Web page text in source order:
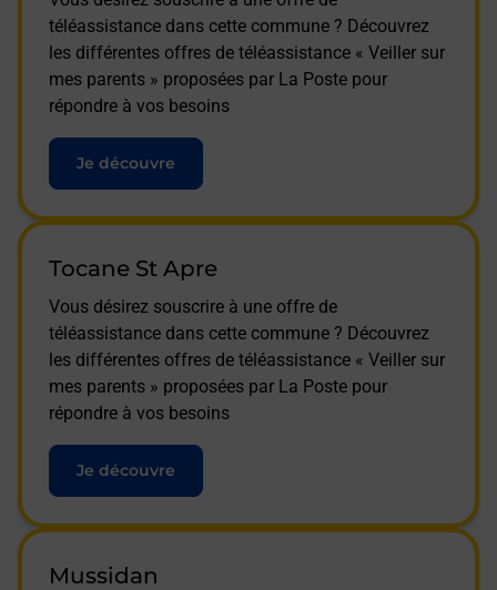
téléassistance dans cette commune ? Découvrez
les différentes offres de téléassistance « Veiller sur
mes parents » proposées par La Poste pour
répondre à vos besoins
Je découvre
Tocane St Apre
Vous désirez souscrire à une offre de
téléassistance dans cette commune ? Découvrez
les différentes offres de téléassistance « Veiller sur
mes parents » proposées par La Poste pour
répondre à vos besoins
Je découvre
Mussidan